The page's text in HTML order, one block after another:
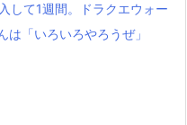
して1週間。ドラクエウォー
は「いろいろやろうぜ」